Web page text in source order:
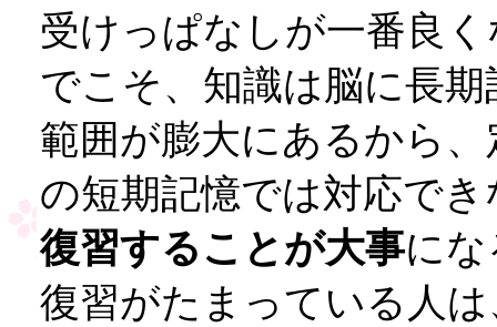
受けっぱなしが一番良
でこそ、知識は脳に長
範囲が膨大にあるから
の短期記憶では対応で
復習することが大事にな
復習がたまっている人